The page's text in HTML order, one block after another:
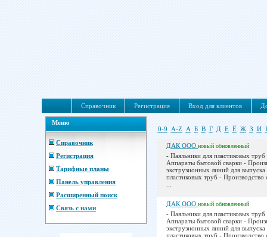
Справочник Регистрация Вход для клиентов
Меню
Справочник
Регистрация
Тарифные планы
Панель управления
Расширенный поиск
Связь с нами
0-9 A-Z А Б В Г Д Е Ё Ж З И
ДАК ООО новый обновленный
- Паяльники для пластиковых труб
Аппараты бытовой сварки -
экструзионных линий для выпуска
пластиковых труб - Производство
ДАК ООО новый обновленный
- Паяльники для пластиковых труб
Аппараты бытовой сварки -
экструзионных линий для выпуска
пластиковых труб - Производство